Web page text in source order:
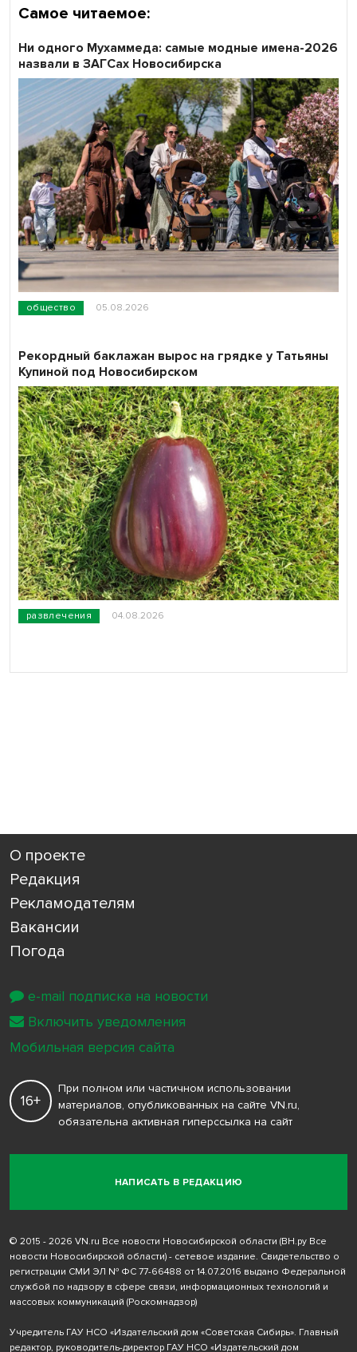
Самое читаемое:
общество 05.08.2026
Ни одного Мухаммеда: самые модные имена-2026
назвали в ЗАГСах Новосибирска
развлечения 04.08.2026
Рекордный баклажан вырос на грядке у Татьяны
Купиной под Новосибирском
О проекте
Редакция
Рекламодателям
Вакансии
Погода
НАПИСАТЬ В РЕДАКЦИЮ
16+
При полном или частичном использовании
материалов, опубликованных на сайте VN.ru,
обязательна активная гиперссылка на сайт
© 2015 - 2026 VN.ru Все новости Новосибирской области (ВН.ру Все
новости Новосибирской области) - сетевое издание. Свидетельство о
регистрации СМИ ЭЛ № ФС 77-66488 от 14.07.2016 выдано Федеральной
службой по надзору в сфере связи, информационных технологий и
массовых коммуникаций (Роскомнадзор)
Учредитель ГАУ НСО «Издательский дом «Советская Сибирь». Главный
редактор, руководитель-директор ГАУ НСО «Издательский дом
e-mail подписка на новости
Включить уведомления
Мобильная версия сайта